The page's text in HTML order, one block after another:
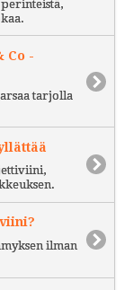
Co -
tarjolla
ilman